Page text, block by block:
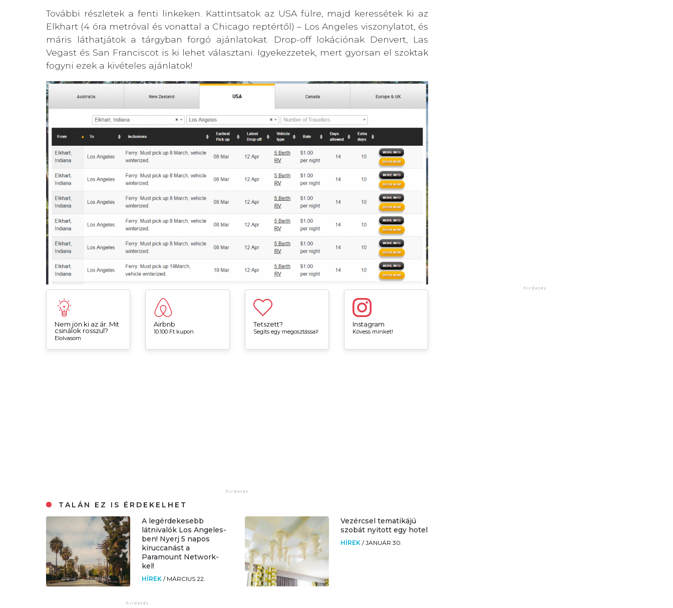
További részletek a fenti linkeken. Kattintsatok az USA fülre, majd keressétek ki az
Elkhart (4 óra metróval és vonattal a Chicago reptértől) – Los Angeles viszonylatot, és
máris láthatjátok a tárgyban forgó ajánlatokat. Drop-off lokációnak Denvert, Las
Vegast és San Franciscot is ki lehet választani. Igyekezzetek, mert gyorsan el szoktak
fogyni ezek a kivételes ajánlatok!
Nem jön ki az ár. Mit
csinálok rosszul?
Elolvasom
Airbnb
10.100 Ft kupon
Tetszett?
Segíts egy megosztással!
Instagram
Kövess minket!
TALÁN EZ IS ÉRDEKELHET
A legérdekesebb
látnivalók Los Angeles-
ben! Nyerj 5 napos
kiruccanást a
Paramount Network-
kel!
HÍREK/ MÁRCIUS 22.
Vezércsel tematikájú
szobát nyitott egy hotel
HÍREK /JANUÁR 30.